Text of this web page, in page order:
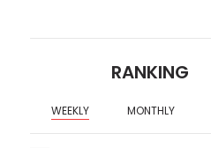
RANKING
WEEKLY MONTHLY